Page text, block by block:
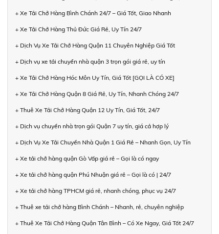
+ Xe Tải Chở Hàng Bình Chánh 24/7 – Giá Tốt, Giao Nhanh
+ Xe Tải Chở Hàng Thủ Đức Giá Rẻ, Uy Tín 24/7
+ Dịch Vụ Xe Tải Chở Hàng Quận 11 Chuyên Nghiệp Giá Tốt
+ Dịch vụ xe tải chuyển nhà quận 3 trọn gói giá rẻ, uy tín
+ Xe Tải Chở Hàng Hóc Môn Uy Tín, Giá Tốt [GỌI LÀ CÓ XE]
+ Xe Tải Chở Hàng Quận 8 Giá Rẻ, Uy Tín, Nhanh Chóng 24/7
+ Thuê Xe Tải Chở Hàng Quận 12 Uy Tín, Giá Tốt, 24/7
+ Dịch vụ chuyển nhà trọn gói Quận 7 uy tín, giá cả hợp lý
+ Dịch Vụ Xe Tải Chuyển Nhà Quận 1 Giá Rẻ – Nhanh Gọn, Uy Tín
+ Xe tải chở hàng quận Gò Vấp giá rẻ – Gọi là có ngay
+ Xe tải chở hàng quận Phú Nhuận giá rẻ – Gọi là có | 24/7
+ Xe tải chở hàng TPHCM giá rẻ, nhanh chóng, phục vụ 24/7
+ Thuê xe tải chở hàng Bình Chánh – Nhanh, rẻ, chuyên nghiệp
+ Thuê Xe Tải Chở Hàng Quận Tân Bình – Có Xe Ngay, Giá Tốt 24/7